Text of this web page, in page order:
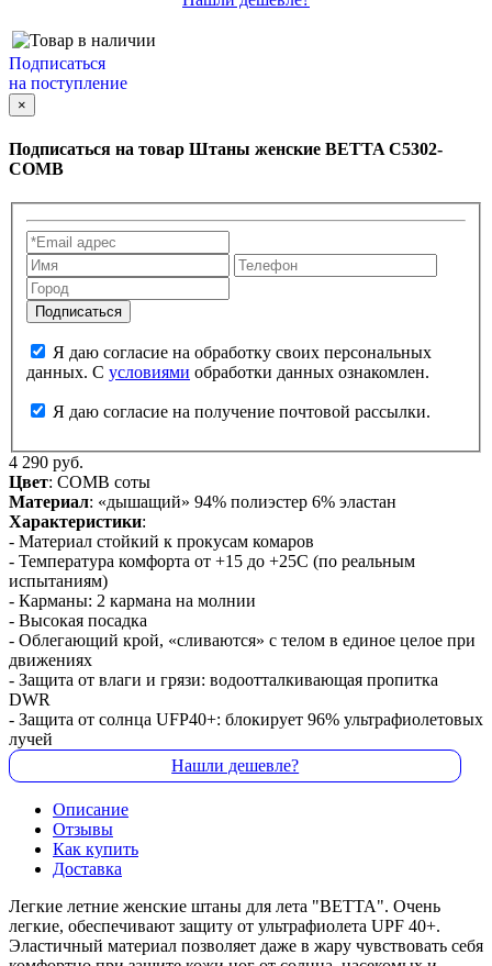
Подписаться
на поступление
×
Подписаться на товар Штаны женские BETTA C5302-
COMB
данных. С условиями обработки данных ознакомлен.
Я даю согласие на получение почтовой рассылки.
4 290 руб.
Цвет: COMB соты
Материал: «дышащий» 94% полиэстер 6% эластан
Характеристики:
- Материал стойкий к прокусам комаров
- Температура комфорта от +15 до +25С (по реальным
испытаниям)
- Карманы: 2 кармана на молнии
- Высокая посадка
- Облегающий крой, «сливаются» с телом в единое целое при
движениях
- Защита от влаги и грязи: водоотталкивающая пропитка
DWR
- Защита от солнца UFP40+: блокирует 96% ультрафиолетовых
лучей
Нашли дешевле?
Описание
Отзывы
Как купить
Доставка
Легкие летние женские штаны для лета "BETTA". Очень
легкие, обеспечивают защиту от ультрафиолета UPF 40+.
Эластичный материал позволяет даже в жару чувствовать себя